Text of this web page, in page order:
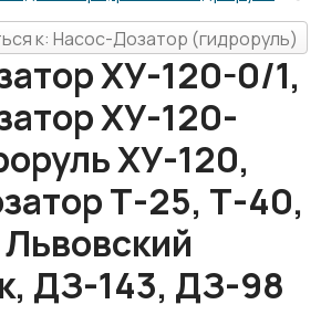
к: Насос-Дозатор (гидроруль)
ХУ-120-0/1,
ХУ-120-
ХУ-120,
Т-25, Т-40,
ДЗ-143, ДЗ-98